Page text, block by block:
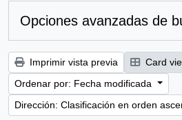
Opciones avanzadas de
Imprimir vista previa Card
Ordenar por: Fecha modificada
Dirección: Clasificación en orden